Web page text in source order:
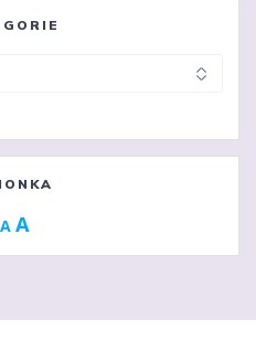
Decrease
A Reset
A